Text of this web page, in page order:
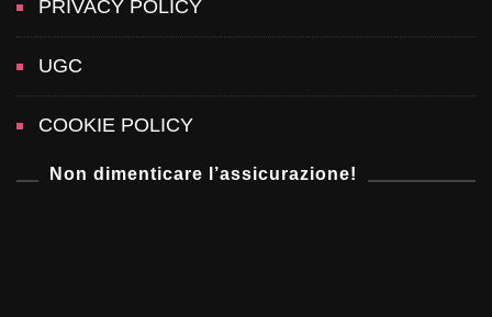
PRIVACY POLICY
UGC
COOKIE POLICY
Non dimenticare l’assicurazione!